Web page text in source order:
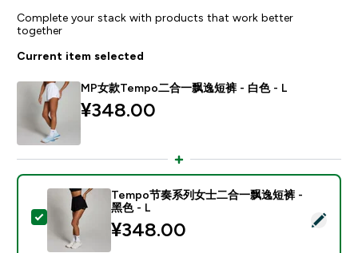
Complete your stack with products that work better
together
Current item selected
MP女款Tempo二合一飘逸短裤 - 白色 - L
¥348.00‎
Select this product - Tempo节奏系列女士二合一飘逸
Tempo节奏系列女士二合一飘逸短裤 -
黑色 - L
¥348.00‎